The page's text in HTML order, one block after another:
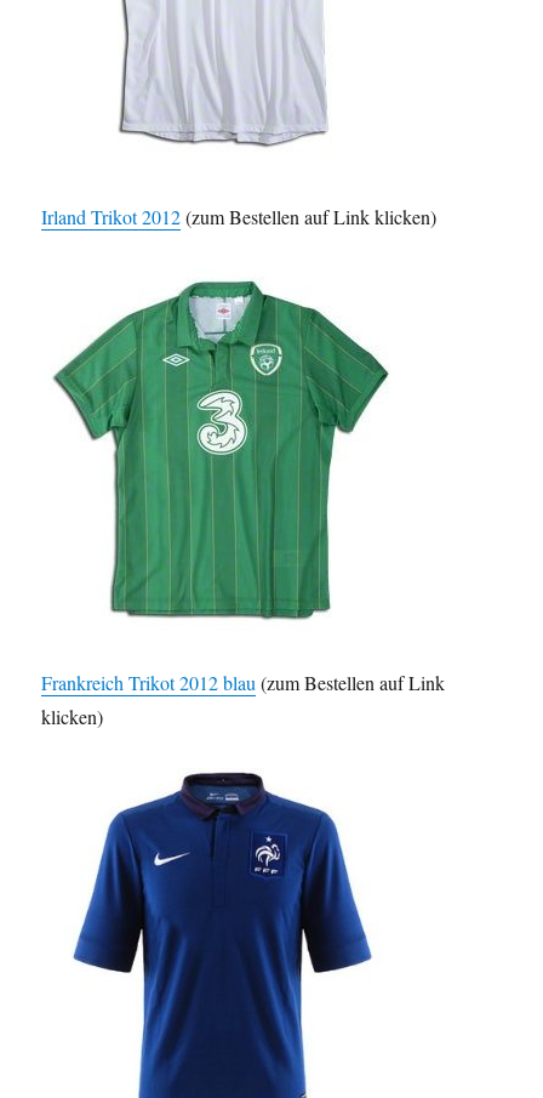
Irland Trikot 2012(zum Bestellen auf Link klicken)
Frankreich Trikot 2012 blau(zum Bestellen auf Link
klicken)